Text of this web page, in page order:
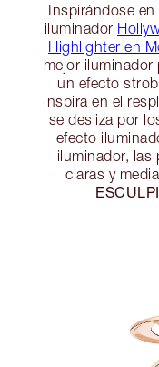
Inspirándose en
iluminador
Highlighter en
mejor iluminador
un efecto
inspira en el
se desliza por
efecto
iluminador, las
claras y